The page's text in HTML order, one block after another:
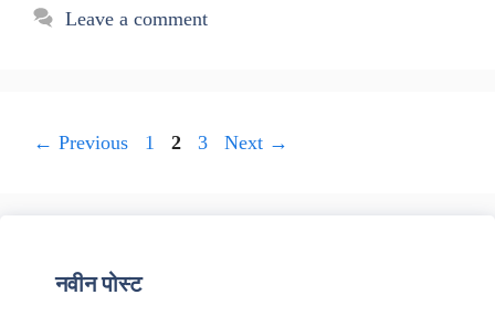
Leave a comment
← Previous Page
1 Page
2 Page
3 Next →
नवीन पोस्ट